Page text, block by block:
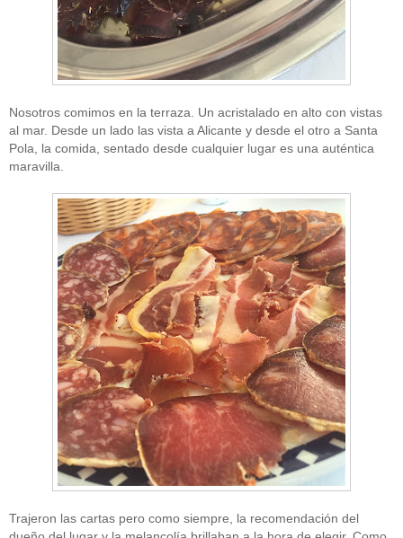
Nosotros comimos en la terraza. Un acristalado en alto con vistas
al mar. Desde un lado las vista a Alicante y desde el otro a Santa
Pola, la comida, sentado desde cualquier lugar es una auténtica
maravilla.
Trajeron las cartas pero como siempre, la recomendación del